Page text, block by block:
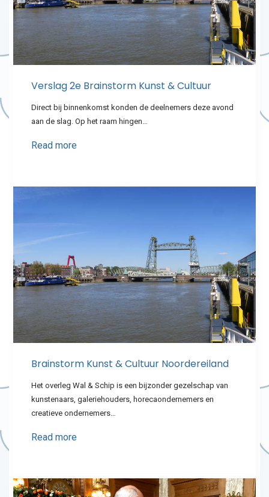
Verslag 2e Brainstorm Kunst & Cultuur
Direct bij binnenkomst konden de deelnemers deze avond
aan de slag. Op het raam hingen…
Read more
Brainstorm Kunst & Cultuur Noordereiland
Het overleg Wal & Schip is een bijzonder gezelschap van
kunstenaars, galeriehouders, horecaondernemers en
creatieve ondernemers…
Read more